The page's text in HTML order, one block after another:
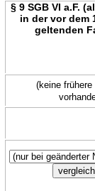
§ 9 SGB VI a.F.
in der vor dem
geltenden
(keine